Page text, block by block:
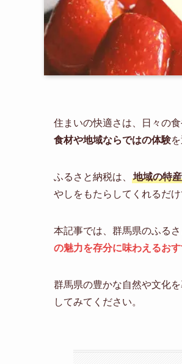
住まいの快適さは、日々の
食材や地域ならではの体験
ふるさと納税は、 地域の特
やしをもたらしてくれるだ
本記事では、群馬県のふる
の魅力を存分に味わえるお
群馬県の豊かな自然や文化
してみてください。